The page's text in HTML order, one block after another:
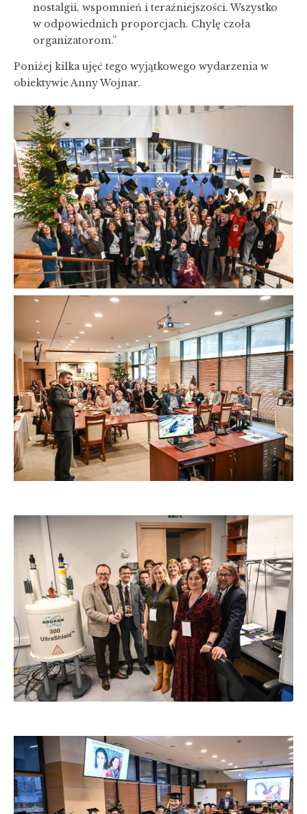
nostalgii, wspomnień i teraźniejszości. Wszystko
w odpowiednich proporcjach. Chylę czoła
organizatorom.”
Poniżej kilka ujęć tego wyjątkowego wydarzenia w
obiektywie Anny Wojnar.